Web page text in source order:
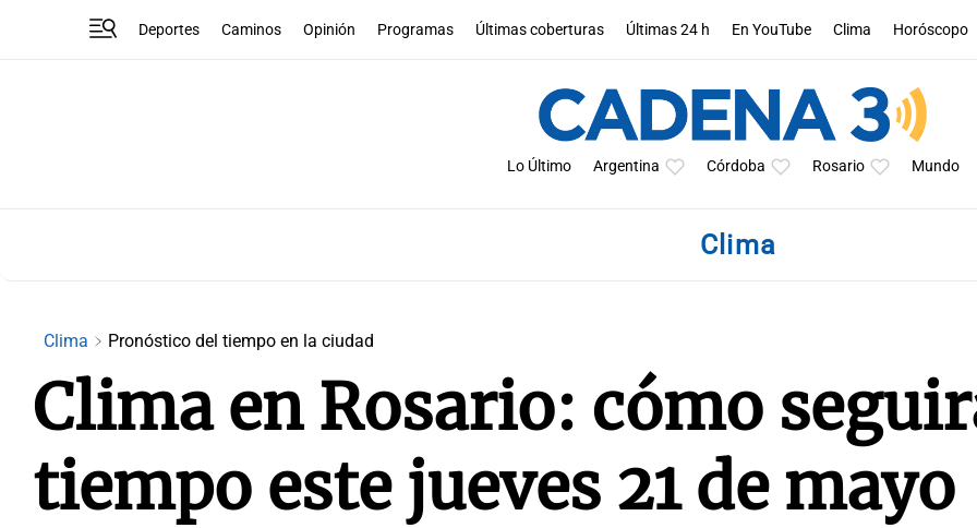
Deportes Caminos Opinión Programas Últimas coberturas Últimas 24 h En YouTube Clima Horóscopo
Lo Último Argentina Córdoba Rosario Mundo
Clima
Clima Pronóstico del tiempo en la ciudad
Clima en Rosario: cómo
tiempo este jueves 21 de mayo